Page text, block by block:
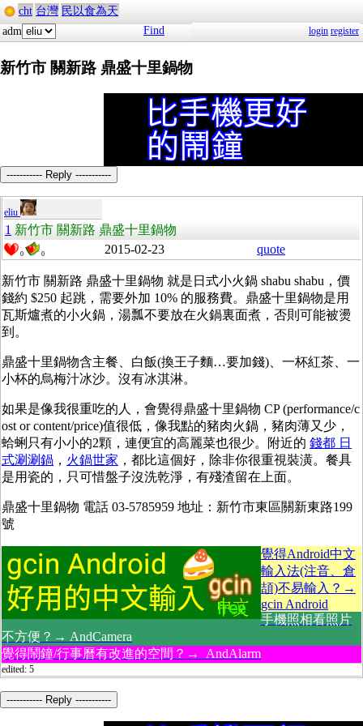
cht 台灣 民以食為天
adm
Find login register
新竹市 關新路 鼎盛十里鍋物
----------- Reply -----------
eliu
1 新竹市 關新路 鼎盛十里鍋物
0 0 2015-02-23 quote
新竹市 關新路 鼎盛十里鍋物 就是日式小火鍋 shabu shabu，價
錢約 $250 起跳，需要外加 10% 的服務費。鼎盛十里鍋物是用
瓦斯爐煮的小火鍋，湯瓢不要放在火鍋裏面煮，否則可能被燙
到。
鼎盛十里鍋物含主餐、白飯(換王子麵…要加錢)、一杯紅茶、一
小杯的烏梅汁冰沙。沒有冰淇淋。
如果是像我很重吃的人，會覺得鼎盛十里鍋物 CP (performance/c
ost or content/price)值很低，像我點的豬肉火鍋，豬肉薄又少，
蛤蜊只有小小的2顆，連便宜的高麗菜也很少。附近的 錢都 日
式涮涮鍋 ， 火鍋世家 ，都比這個好，除非你很重視裝潢。餐具
是用瓷的，只可惜盤子沒洗乾淨，有殘渣留在上面。
鼎盛十里鍋物 電話 03-5785959 地址： 新竹市東區關新東路199
號
覺得Android中文
輸入法(注音、倉
頡)不易輸入？→
gcin Android
手機照相看照片
不方便？→ AndCamera
覺得鬧鐘/行事曆有改進的空間？→ AndAlarm
edited: 5
----------- Reply -----------